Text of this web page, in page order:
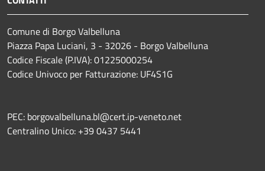
Comune di Borgo Valbelluna
Piazza Papa Luciani, 3 - 32026 - Borgo Valbelluna
Codice Fiscale (P.IVA): 01225000254
Codice Univoco per Fatturazione: UF4S1G
PEC: borgovalbelluna.bl@cert.ip-veneto.net
Centralino Unico: +39 0437 5441